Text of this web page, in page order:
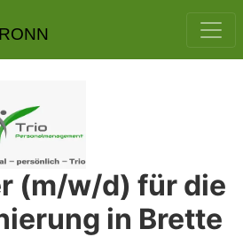
(m/w/d) für die
in Brette